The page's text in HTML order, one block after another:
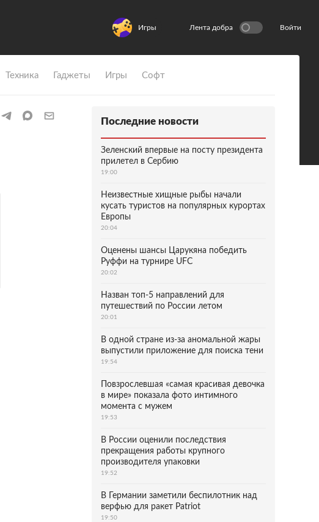
Игры Лента добра Войти
Техника Гаджеты Игры Софт
Последние новости
Зеленский впервые на посту президента
прилетел в Сербию
19:00
Неизвестные хищные рыбы начали
кусать туристов на популярных курортах
Европы
20:04
Оценены шансы Царукяна победить
Руффи на турнире UFC
20:02
Назван топ-5 направлений для
путешествий по России летом
20:01
В одной стране из-за аномальной жары
выпустили приложение для поиска тени
19:54
Повзрослевшая «самая красивая девочка
в мире» показала фото интимного
момента с мужем
19:53
В России оценили последствия
прекращения работы крупного
производителя упаковки
19:52
В Германии заметили беспилотник над
верфью для ракет Patriot
19:50